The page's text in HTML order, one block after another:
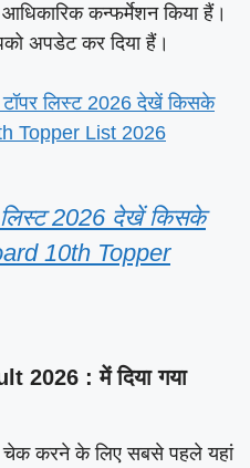
कन्फर्मेशन किया हैं।
अपडेट कर दिया हैं।
टॉपर लिस्ट 2026 देखें किसके
Topper List 2026
लिस्ट 2026 देखें किसके
10th Topper
2026 : में दिया गया
चेक करने के लिए सबसे पहले यहां